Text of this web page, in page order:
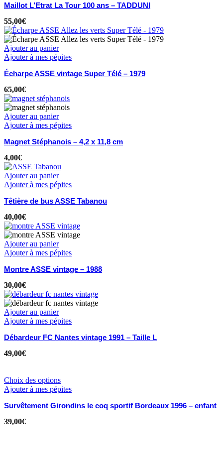
Maillot L’Etrat La Tour 100 ans – TADDUNI
55,00€
Ajouter au panier
Ajouter à mes pépites
Écharpe ASSE vintage Super Télé – 1979
65,00€
Ajouter au panier
Ajouter à mes pépites
Magnet Stéphanois – 4,2 x 11,8 cm
4,00€
Ajouter au panier
Ajouter à mes pépites
Têtière de bus ASSE Tabanou
40,00€
Ajouter au panier
Ajouter à mes pépites
Montre ASSE vintage – 1988
30,00€
Ajouter au panier
Ajouter à mes pépites
Débardeur FC Nantes vintage 1991 – Taille L
49,00€
Choix des options
Ajouter à mes pépites
Survêtement Girondins le coq sportif Bordeaux 1996 – enfant
39,00€